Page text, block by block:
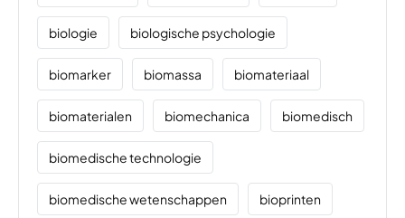
biologie biologische psychologie
biomarker biomassa biomateriaal
biomaterialen biomechanica biomedisch
biomedische technologie
biomedische wetenschappen bioprinten